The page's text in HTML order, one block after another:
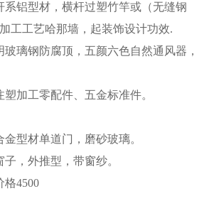
系铝型材，横杆过塑竹竿或（无缝钢
工工艺哈那墙，起装饰设计功效.
玻璃钢防腐顶，五颜六色自然通风器，
塑加工零配件、五金标准件。
金型材单道门，磨砂玻璃。
子，外推型，带窗纱。
格4500